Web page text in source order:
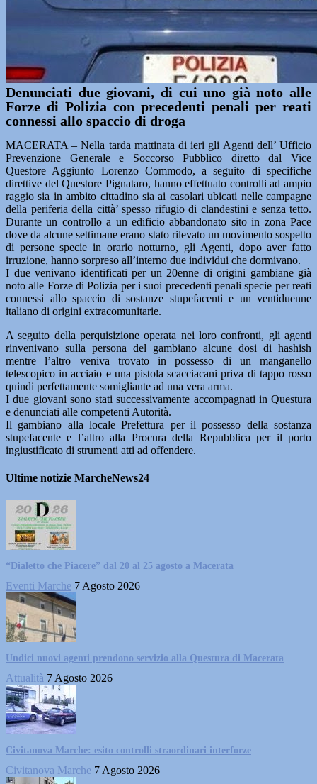
Denunciati due giovani, di cui uno già noto alle
Forze di Polizia con precedenti penali per reati
connessi allo spaccio di droga
MACERATA – Nella tarda mattinata di ieri gli Agenti dell’ Ufficio
Prevenzione Generale e Soccorso Pubblico diretto dal Vice
Questore Aggiunto Lorenzo Commodo, a seguito di specifiche
direttive del Questore Pignataro, hanno effettuato controlli ad ampio
raggio sia in ambito cittadino sia ai casolari ubicati nelle campagne
della periferia della città’ spesso rifugio di clandestini e senza tetto.
Durante un controllo a un edificio abbandonato sito in zona Pace
dove da alcune settimane erano stato rilevato un movimento sospetto
di persone specie in orario notturno, gli Agenti, dopo aver fatto
irruzione, hanno sorpreso all’interno due individui che dormivano.
I due venivano identificati per un 20enne di origini gambiane già
noto alle Forze di Polizia per i suoi precedenti penali specie per reati
connessi allo spaccio di sostanze stupefacenti e un ventiduenne
italiano di origini extracomunitarie.
A seguito della perquisizione operata nei loro confronti, gli agenti
rinvenivano sulla persona del gambiano alcune dosi di hashish
mentre l’altro veniva trovato in possesso di un manganello
telescopico in acciaio e una pistola scacciacani priva di tappo rosso
quindi perfettamente somigliante ad una vera arma.
I due giovani sono stati successivamente accompagnati in Questura
e denunciati alle competenti Autorità.
Il gambiano alla locale Prefettura per il possesso della sostanza
stupefacente e l’altro alla Procura della Repubblica per il porto
ingiustificato di strumenti atti ad offendere.
Ultime notizie MarcheNews24
“Dialetto che Piacere” dal 20 al 25 agosto a Macerata
Eventi Marche 7 Agosto 2026
Undici nuovi agenti prendono servizio alla Questura di Macerata
Attualità 7 Agosto 2026
Civitanova Marche: esito controlli straordinari interforze
Civitanova Marche 7 Agosto 2026